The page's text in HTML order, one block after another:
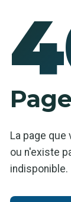
La page
ou n'existe
indisponible.